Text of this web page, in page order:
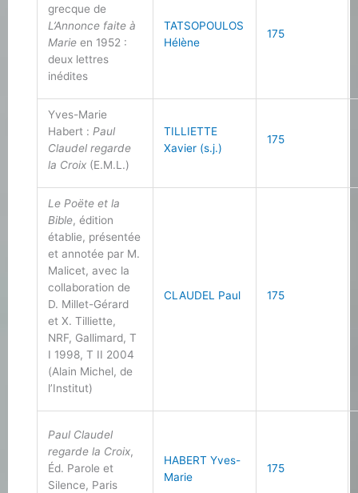
grecque de
L’Annonce faite à
Marie en 1952 :
deux lettres
inédites
TATSOPOULOS
Hélène
175
Yves-Marie
Habert : Paul
Claudel regarde
la Croix (E.M.L.)
TILLIETTE
Xavier (s.j.)
175
Le Poëte et la
Bible, édition
établie, présentée
et annotée par M.
Malicet, avec la
collaboration de
D. Millet-Gérard
et X. Tilliette,
NRF, Gallimard, T
I 1998, T II 2004
(Alain Michel, de
l’Institut)
CLAUDEL Paul 175
Paul Claudel
regarde la Croix,
Éd. Parole et
Silence, Paris
HABERT Yves-
Marie
175